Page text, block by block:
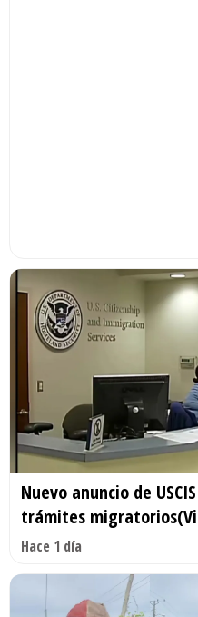
Nuevo anuncio de
trámites
Hace 1 día